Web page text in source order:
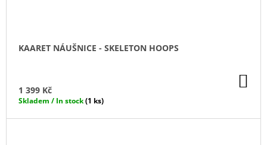
KAARET NÁUŠNICE - SKELETON HOOPS
1 399 Kč
Skladem / In stock(1 ks)